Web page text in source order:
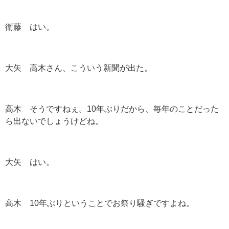
衛藤 はい。
大矢 高木さん、こういう新聞が出た。
高木 そうですねぇ。10年ぶりだから、毎年のことだった
ら出ないでしょうけどね。
大矢 はい。
高木 10年ぶりということでお祭り騒ぎですよね。